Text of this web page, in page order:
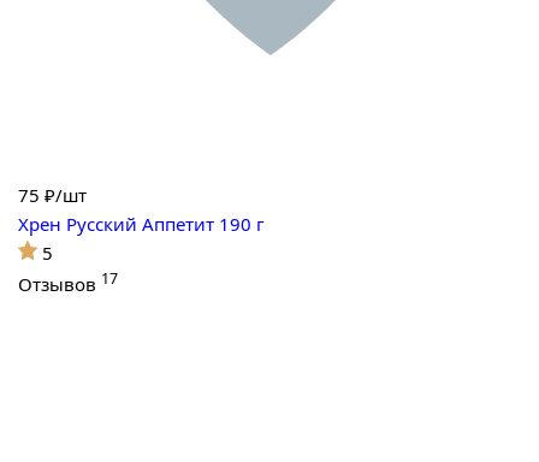
75 ₽/шт
Хрен Русский Аппетит 190 г
5
Отзывов 17